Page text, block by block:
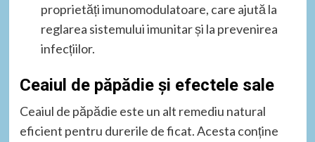
proprietăți imunomodulatoare, care ajută la
reglarea sistemului imunitar și la prevenirea
infecțiilor.
Ceaiul de păpădie și efectele sale
Ceaiul de păpădie este un alt remediu natural
eficient pentru durerile de ficat. Acesta conține